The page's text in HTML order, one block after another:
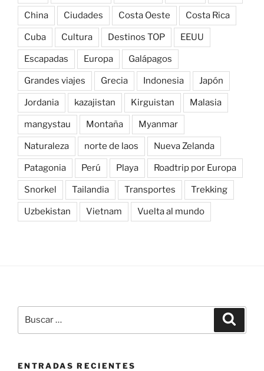
China Ciudades Costa Oeste Costa Rica
Cuba Cultura Destinos TOP EEUU
Escapadas Europa Galápagos
Grandes viajes Grecia Indonesia Japón
Jordania kazajistan Kirguistan Malasia
mangystau Montaña Myanmar
Naturaleza norte de laos Nueva Zelanda
Patagonia Perú Playa Roadtrip por Europa
Snorkel Tailandia Transportes Trekking
Uzbekistan Vietnam Vuelta al mundo
por:
ENTRADAS RECIENTES